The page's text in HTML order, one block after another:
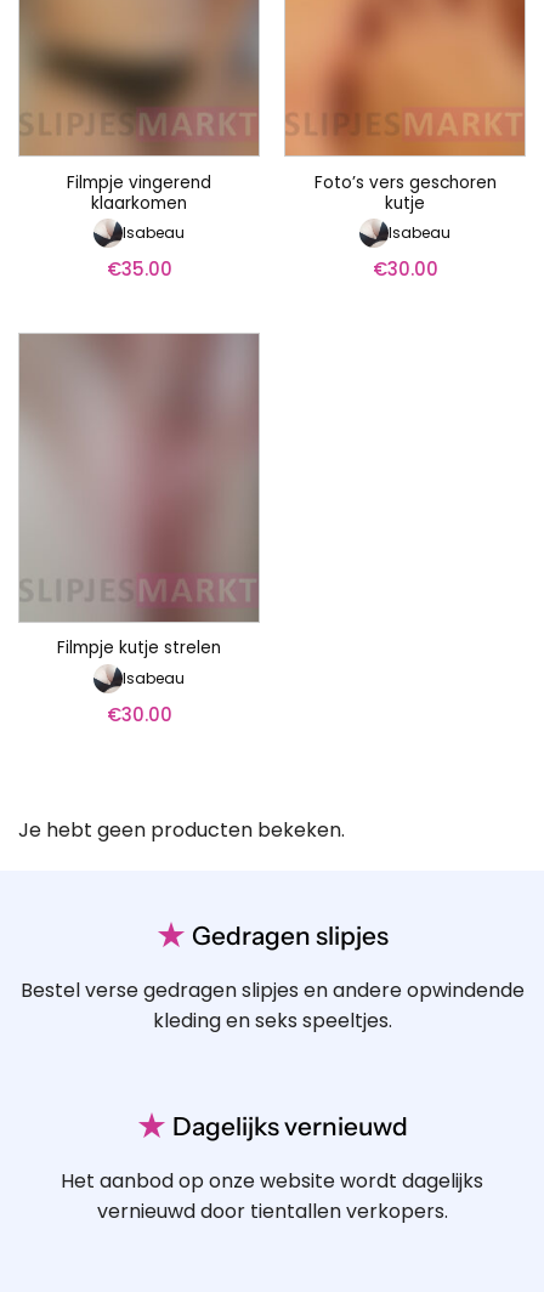
Filmpje vingerend
klaarkomen
Isabeau
€35.00
Foto’s vers geschoren
kutje
Isabeau
€30.00
Filmpje kutje strelen
Isabeau
€30.00
Je hebt geen producten bekeken.
★ Gedragen slipjes
Bestel verse gedragen slipjes en andere opwindende
kleding en seks speeltjes.
★ Dagelijks vernieuwd
Het aanbod op onze website wordt dagelijks
vernieuwd door tientallen verkopers.